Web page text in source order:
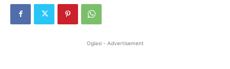
Oglasi - Advertisement